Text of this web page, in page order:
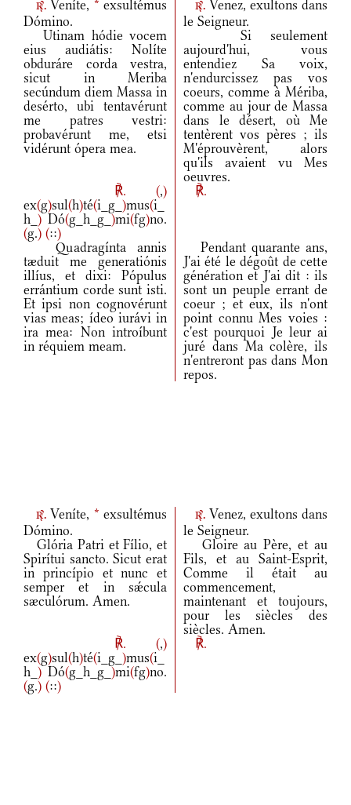
r. Veníte, * exsultémus
Dómino.
r. Venez, exultons dans
le Seigneur.
Utinam hódie vocem
eius audiátis: Nolíte
obduráre corda vestra,
sicut in Meriba
secúndum diem Massa in
desérto, ubi tentavérunt
me patres vestri:
probavérunt me, etsi
vidérunt ópera mea.
Si seulement
aujourd'hui, vous
entendiez Sa voix,
n'endurcissez pas vos
coeurs, comme à Mériba,
comme au jour de Massa
dans le désert, où Me
tentèrent vos pères ; ils
M'éprouvèrent, alors
qu'ils avaient vu Mes
oeuvres.
℟.
(,)
ex(g)sul(h)té(i_g_ )mus(i_
h_ ) Dó(g_h_g_ )mi(fg)no.
(g.) (::)
℟.
Quadragínta annis
tæduit me generatiónis
illíus, et dixi: Pópulus
errántium corde sunt isti.
Et ipsi non cognovérunt
vias meas; ídeo iurávi in
ira mea: Non introíbunt
in réquiem meam.
Pendant quarante ans,
J'ai été le dégoût de cette
génération et J'ai dit : ils
sont un peuple errant de
coeur ; et eux, ils n'ont
point connu Mes voies :
c'est pourquoi Je leur ai
juré dans Ma colère, ils
n'entreront pas dans Mon
repos.
r. Veníte, * exsultémus
Dómino.
r. Venez, exultons dans
le Seigneur.
Glória Patri et Fílio, et
Spirítui sancto. Sicut erat
in princípio et nunc et
semper et in sǽcula
sæculórum. Amen.
Gloire au Père, et au
Fils, et au Saint-Esprit,
Comme il était au
commencement,
maintenant et toujours,
pour les siècles des
siècles. Amen.
℟.
(,)
ex(g)sul(h)té(i_g_ )mus(i_
h_ ) Dó(g_h_g_ )mi(fg)no.
(g.) (::)
℟.